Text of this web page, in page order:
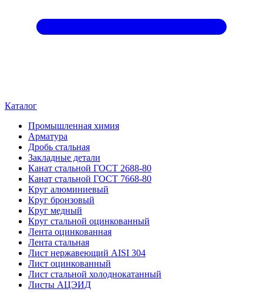
Каталог
Промышленная химия
Арматура
Дробь стальная
Закладные детали
Канат стальной ГОСТ 2688-80
Канат стальной ГОСТ 7668-80
Круг алюминиевый
Круг бронзовый
Круг медный
Круг стальной оцинкованный
Лента оцинкованная
Лента стальная
Лист нержавеющий AISI 304
Лист оцинкованный
Лист стальной холоднокатанный
Листы АЦЭИД